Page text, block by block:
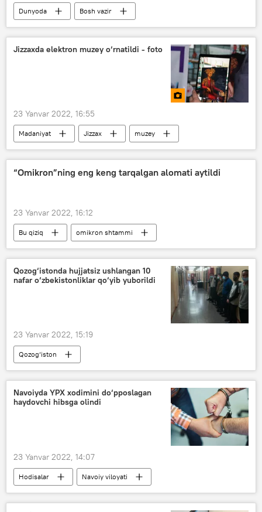
Dunyoda
Bosh vazir
COVID-19 umumjahon pandemiyasi
Yangi Zelandiya
Jizzaxda elektron muzey o‘rnatildi - foto
23 Yanvar 2022, 16:55
Madaniyat Jizzax muzey
“Omikron”ning eng keng tarqalgan alomati aytildi
23 Yanvar 2022, 16:12
Bu qiziq omikron shtammi
Qozog‘istonda hujjatsiz ushlangan 10
nafar o‘zbekistonliklar qo‘yib yuborildi
23 Yanvar 2022, 15:19
Qozog‘iston
Tashqi mehnat migratsiyasi agentligi
Migratsiya
migrantlar
Navoiyda YPX xodimini do‘pposlagan
haydovchi hibsga olindi
23 Yanvar 2022, 14:07
Hodisalar
Navoiy viloyati
Yo‘l-patrul xizmati (YPX)